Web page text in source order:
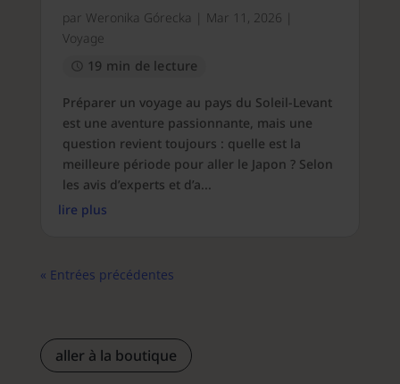
par Weronika Górecka Mar 11, 2026
Voyage
19 min de lecture
Préparer un voyage au pays du Soleil-Levant
est une aventure passionnante, mais une
question revient toujours : quelle est la
meilleure période pour aller le Japon ? Selon
les avis d’experts et d’a...
lire plus
« Entrées précédentes
aller à la boutique